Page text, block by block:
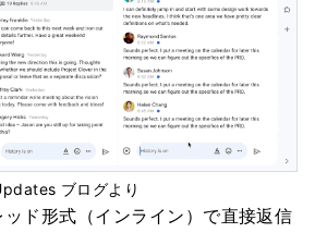
ブログより
ド形式（インライン）で直接返信